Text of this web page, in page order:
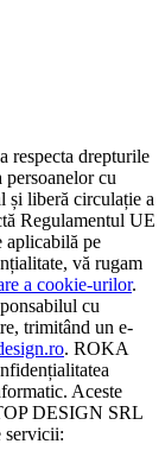
drepturile
cu
și liberă circulație a
Regulamentul UE
aplicabilă pe
vă rugam
a cookie-urilor.
cu
trimitând un e-
. ROKA
Aceste
DESIGN SRL
servicii: